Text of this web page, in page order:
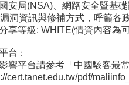
安局(NSA)、網路安全暨基
洞資訊與修補方式，呼籲各
享等級: WHITE(情資內容為
台 ：
響平台請參考「中國駭客最
cert.tanet.edu.tw/pdf/